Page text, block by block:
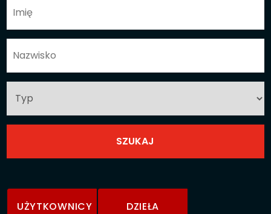
UŻYTKOWNICY DZIEŁA